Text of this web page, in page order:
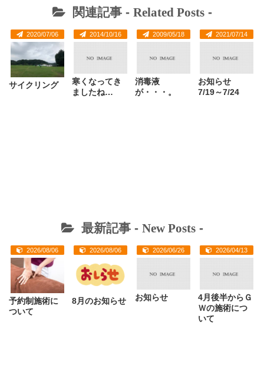
関連記事 - Related Posts-
2020/07/06
サイクリング
2014/10/16
寒くなってき
ましたね…
2009/05/18
消毒液
が・・・。
2021/07/14
お知らせ
7/19～7/24
最新記事 - New Posts-
2026/08/06
予約制施術に
ついて
2026/08/06
8月のお知らせ
2026/06/26
お知らせ
2026/04/13
4月後半からＧ
Ｗの施術につ
いて